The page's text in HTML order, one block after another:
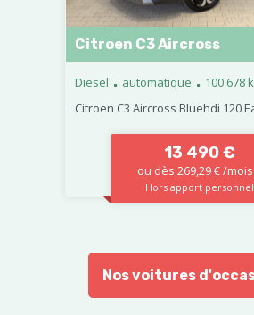
Citroen C3 Aircross
Diesel . automatique . 100 678
Citroen C3 Aircross Bluehdi 120
13 490 €
ou dès 269,29 € /mois
Hors apport personnel
Nos voitures